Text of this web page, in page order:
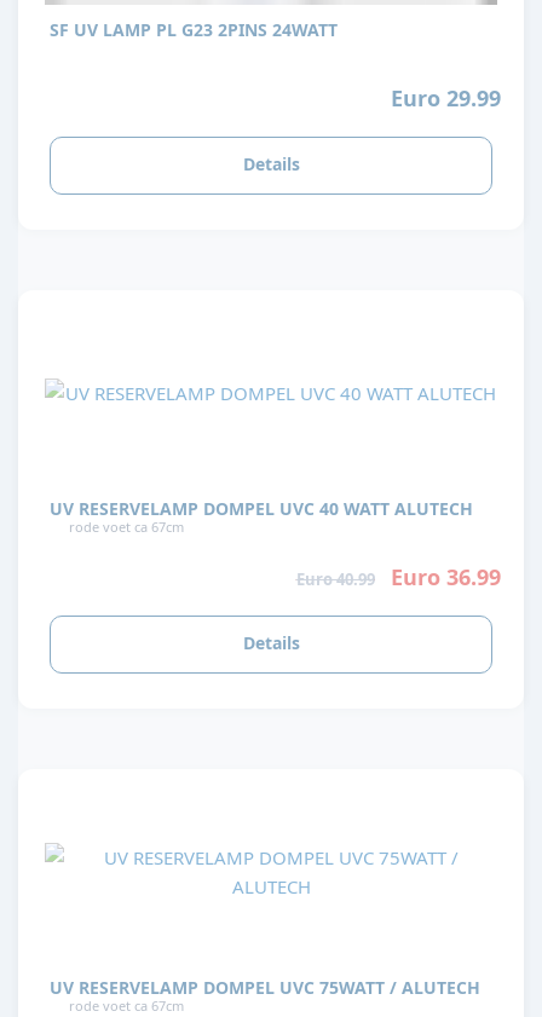
SF UV LAMP PL G23 2PINS 24WATT
Euro 29.99
Details
UV RESERVELAMP DOMPEL UVC 40 WATT ALUTECH
rode voet ca 67cm
Euro 40.99 Euro 36.99
Details
UV RESERVELAMP DOMPEL UVC 75WATT / ALUTECH
rode voet ca 67cm